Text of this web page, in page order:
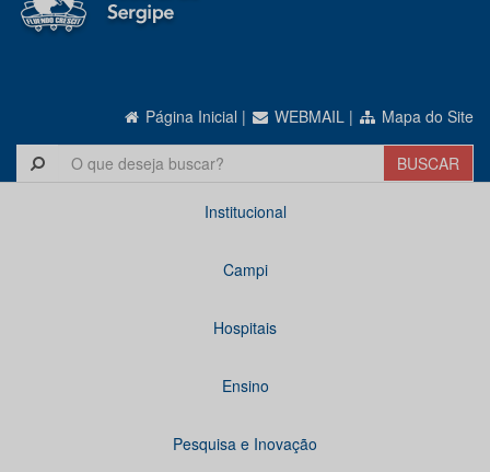
Página Inicial | WEBMAIL | Mapa do Site
Institucional
Campi
Hospitais
Ensino
Pesquisa e Inovação